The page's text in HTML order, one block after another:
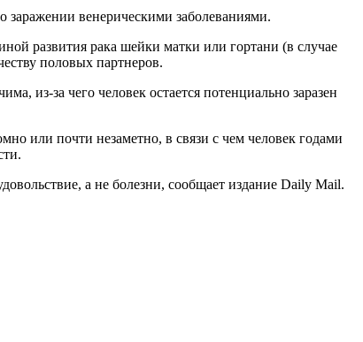
венерическими заболеваниями.
развития рака шейки матки или гортани (в случае
половых партнеров.
из-за чего человек остается потенциально заразен
или почти незаметно, в связи с чем человек годами
а не болезни, сообщает издание Daily Mail.